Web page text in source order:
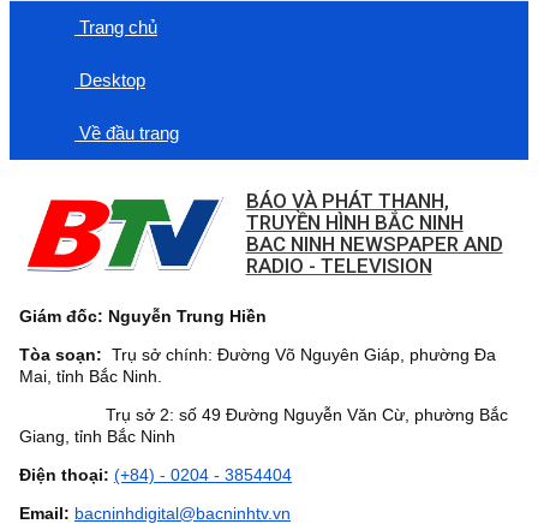
Trang chủ
Desktop
Về đầu trang
BÁO VÀ PHÁT THANH,
TRUYỀN HÌNH BẮC NINH
BAC NINH NEWSPAPER AND
RADIO - TELEVISION
Giám đốc: Nguyễn Trung Hiền
Tòa soạn: Trụ sở chính: Đường Võ Nguyên Giáp, phường Đa
Mai, tỉnh Bắc Ninh.
Trụ sở 2: số 49 Đường Nguyễn Văn Cừ, phường Bắc
Giang, tỉnh Bắc Ninh
Điện thoại: (+84) - 0204 - 3854404
Email: bacninhdigital@bacninhtv.vn